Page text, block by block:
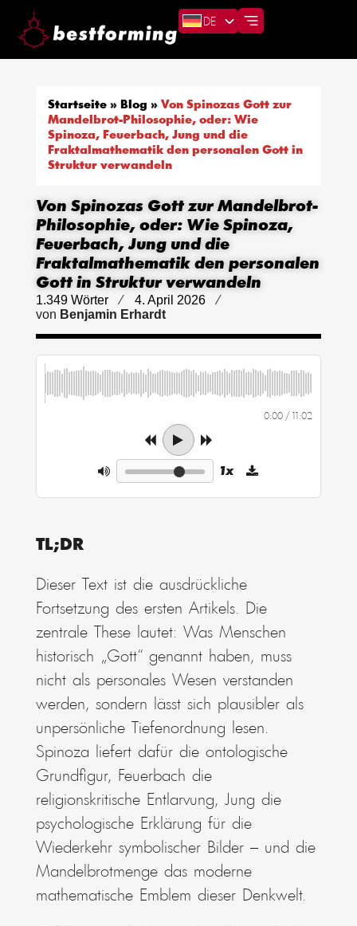
DE
Startseite» Blog » Von Spinozas Gott zur
Mandelbrot-Philosophie, oder: Wie
Spinoza, Feuerbach, Jung und die
Fraktalmathematik den personalen Gott in
Struktur verwandeln
Von Spinozas Gott zur Mandelbrot-
Philosophie, oder: Wie Spinoza,
Feuerbach, Jung und die
Fraktalmathematik den personalen
Gott in Struktur verwandeln
1.349 Wörter
4. April 2026
von Benjamin Erhardt
1x
0:00 / 11:02
TL;DR
Dieser Text ist die ausdrückliche
Fortsetzung des ersten Artikels. Die
zentrale These lautet: Was Menschen
historisch „Gott“ genannt haben, muss
nicht als personales Wesen verstanden
werden, sondern lässt sich plausibler als
unpersönliche Tiefenordnung lesen.
Spinoza liefert dafür die ontologische
Grundfigur, Feuerbach die
religionskritische Entlarvung, Jung die
psychologische Erklärung für die
Wiederkehr symbolischer Bilder – und die
Mandelbrotmenge das moderne
mathematische Emblem dieser Denkwelt.